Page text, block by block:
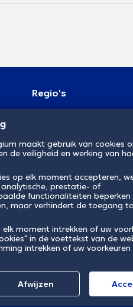
Regio's
Brussel
Charleroi
Luik
Namen
Leuven
Mons
Aalst
revolutioneren de
maakt gebruik van cookies
de veiligheid en werking van
op elk moment accepteren,
prestatie- of
functionaliteiten beperken
maar verhindert de toegang
moment intrekken of uw
in de voettekst van de
intrekken of uw voorkeuren
Afwijzen